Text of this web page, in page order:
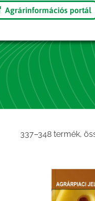
Agrárinformációs portál
337–348 termék,